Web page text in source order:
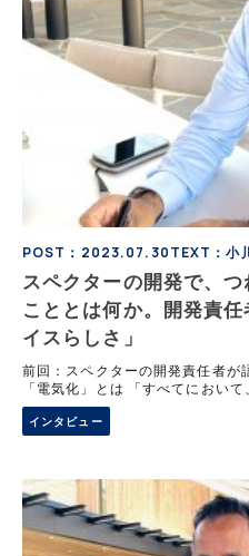
POST：2023.07.30TEXT：小
スペクターの開発で、
こととは何か。開発責
イスらしさ」
前回：スペクターの開発責任者が
「電気化」とは 「すべてにおい
ター・ミヒア・アヨウビ氏は、
ス・ロイスらしさの一端をいう。
インタビュー